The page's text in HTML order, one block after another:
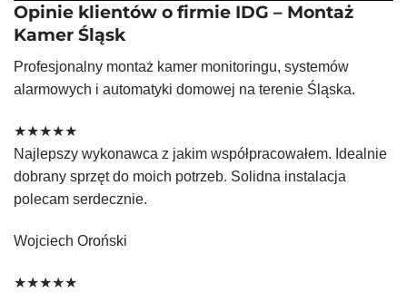
Opinie klientów o firmie IDG – Montaż
Kamer Śląsk
Profesjonalny montaż kamer monitoringu, systemów
alarmowych i automatyki domowej na terenie Śląska.
★★★★★
Najlepszy wykonawca z jakim współpracowałem. Idealnie
dobrany sprzęt do moich potrzeb. Solidna instalacja
polecam serdecznie.
Wojciech Oroński
★★★★★